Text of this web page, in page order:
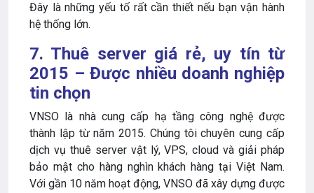
Đây là những yếu tố rất cần thiết nếu bạn vận hành
hệ thống lớn.
7. Thuê server giá rẻ, uy tín từ
2015 – Được nhiều doanh nghiệp
tin chọn
VNSO là nhà cung cấp hạ tầng công nghệ được
thành lập từ năm 2015. Chúng tôi chuyên cung cấp
dịch vụ thuê server vật lý, VPS, cloud và giải pháp
bảo mật cho hàng nghìn khách hàng tại Việt Nam.
Với gần 10 năm hoạt động, VNSO đã xây dựng được